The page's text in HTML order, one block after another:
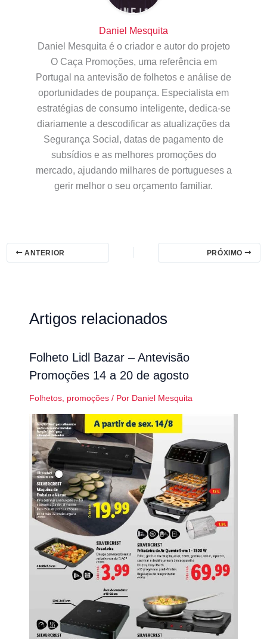
Daniel Mesquita
Daniel Mesquita é o criador e autor do projeto
O Caça Promoções, uma referência em
Portugal na antevisão de folhetos e análise de
oportunidades de poupança. Especialista em
estratégias de consumo inteligente, dedica-se
diariamente a descodificar as atualizações da
Segurança Social, datas de pagamento de
subsídios e as melhores promoções do
mercado, ajudando milhares de portugueses a
gerir melhor o seu orçamento familiar.
ANTERIOR PRÓXIMO
Artigos relacionados
Folheto Lidl Bazar – Antevisão
Promoções 14 a 20 de agosto
Folhetos, promoções/ Por Daniel Mesquita